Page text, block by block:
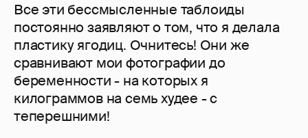
Все эти бессмысленные таблоиды
постоянно заявляют о том, что я делала
пластику ягодиц. Очнитесь! Они же
сравнивают мои фотографии до
беременности - на которых я
килограммов на семь худее - с
теперешними!